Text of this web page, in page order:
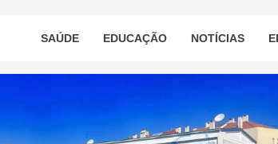
SAÚDE EDUCAÇÃO NOTÍCIAS